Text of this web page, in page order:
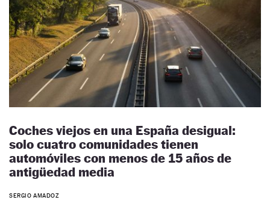
Coches viejos en una España desigual:
solo cuatro comunidades tienen
automóviles con menos de 15 años de
antigüedad media
SERGIO AMADOZ